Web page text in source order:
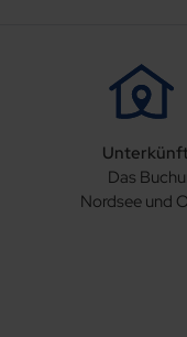
Hechthausen
Hemmoor
Holste
Das
Nordsee und